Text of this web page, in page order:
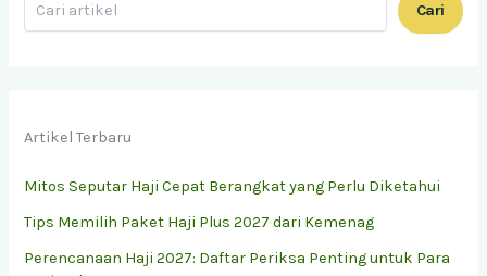
Cari
Artikel Terbaru
Mitos Seputar Haji Cepat Berangkat yang Perlu Diketahui
Tips Memilih Paket Haji Plus 2027 dari Kemenag
Perencanaan Haji 2027: Daftar Periksa Penting untuk Para